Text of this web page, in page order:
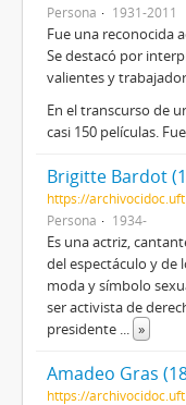
Persona
1931-2011
Fue una reconocida
Se destacó por
valientes y
En el transcurso de
casi 150 películas.
Brigitte Bardot
https://
Persona
1934-
Es una actriz,
del espectáculo y de
moda y símbolo
ser activista de
presidente ... »
Amadeo Gras
https://